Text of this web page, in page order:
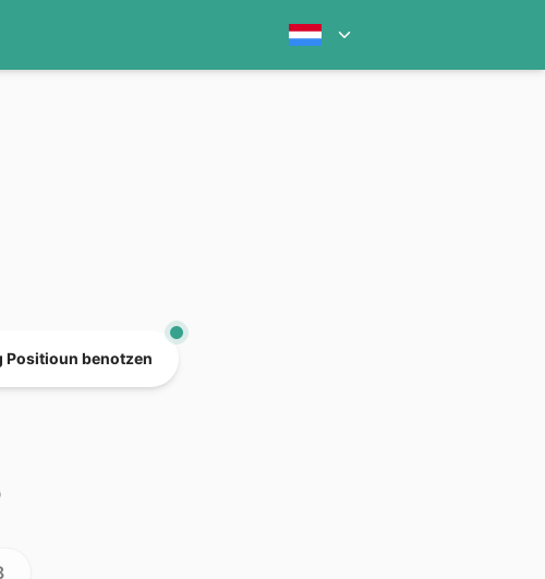
Positioun benotzen